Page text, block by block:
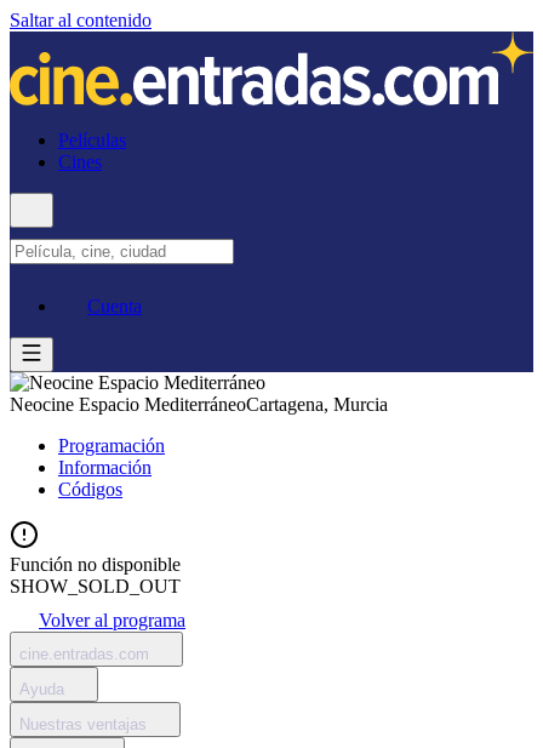
Saltar al contenido
Películas
Cines
Cuenta
Neocine Espacio MediterráneoCartagena, Murcia
Programación
Información
Códigos
Función no disponible
SHOW_SOLD_OUT
Volver al programa
cine.entradas.com
Ayuda
Nuestras ventajas